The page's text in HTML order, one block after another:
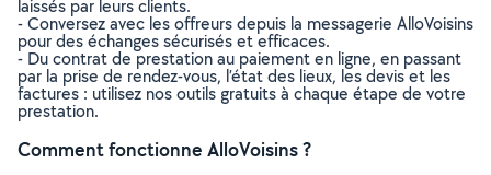
laissés par leurs clients.
- Conversez avec les offreurs depuis la messagerie AlloVoisins
pour des échanges sécurisés et efficaces.
- Du contrat de prestation au paiement en ligne, en passant
par la prise de rendez-vous, l’état des lieux, les devis et les
factures : utilisez nos outils gratuits à chaque étape de votre
prestation.
Comment fonctionne AlloVoisins ?